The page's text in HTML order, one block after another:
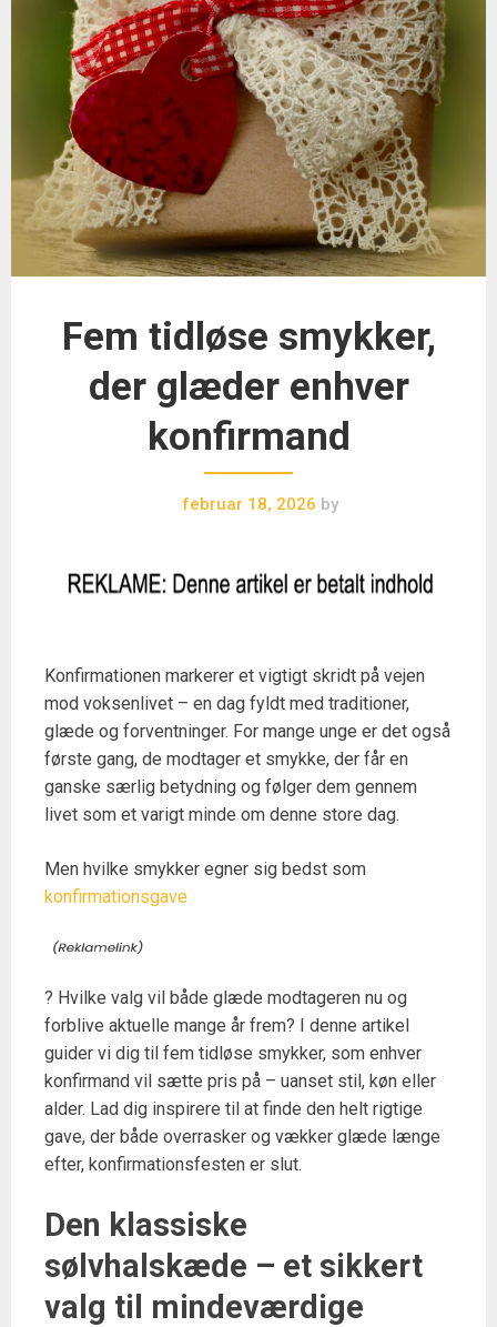
Fem tidløse smykker,
der glæder enhver
konfirmand
februar 18, 2026 by
Konfirmationen markerer et vigtigt skridt på vejen
mod voksenlivet – en dag fyldt med traditioner,
glæde og forventninger. For mange unge er det også
første gang, de modtager et smykke, der får en
ganske særlig betydning og følger dem gennem
livet som et varigt minde om denne store dag.
Men hvilke smykker egner sig bedst som
konfirmationsgave
? Hvilke valg vil både glæde modtageren nu og
forblive aktuelle mange år frem? I denne artikel
guider vi dig til fem tidløse smykker, som enhver
konfirmand vil sætte pris på – uanset stil, køn eller
alder. Lad dig inspirere til at finde den helt rigtige
gave, der både overrasker og vækker glæde længe
efter, konfirmationsfesten er slut.
Den klassiske
sølvhalskæde – et sikkert
valg til mindeværdige